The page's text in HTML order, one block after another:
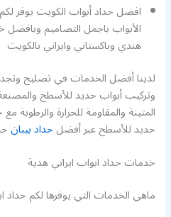
افضل حداد أبواب الكويت يوفر
الأبواب باجمل التصاميم
هندي وباكستاني وايراني بالكويت
لدينا أفضل الخدمات في تصليح
وتركيب أبواب حديد للأسطح
المتينة والمقاومة للحرارة
حديد للأسطح عبر أفضلحداد بيبان
خدمات حداد ابواب ايراني هدية
ماهي الخدمات التي يوفرها لكم حداد